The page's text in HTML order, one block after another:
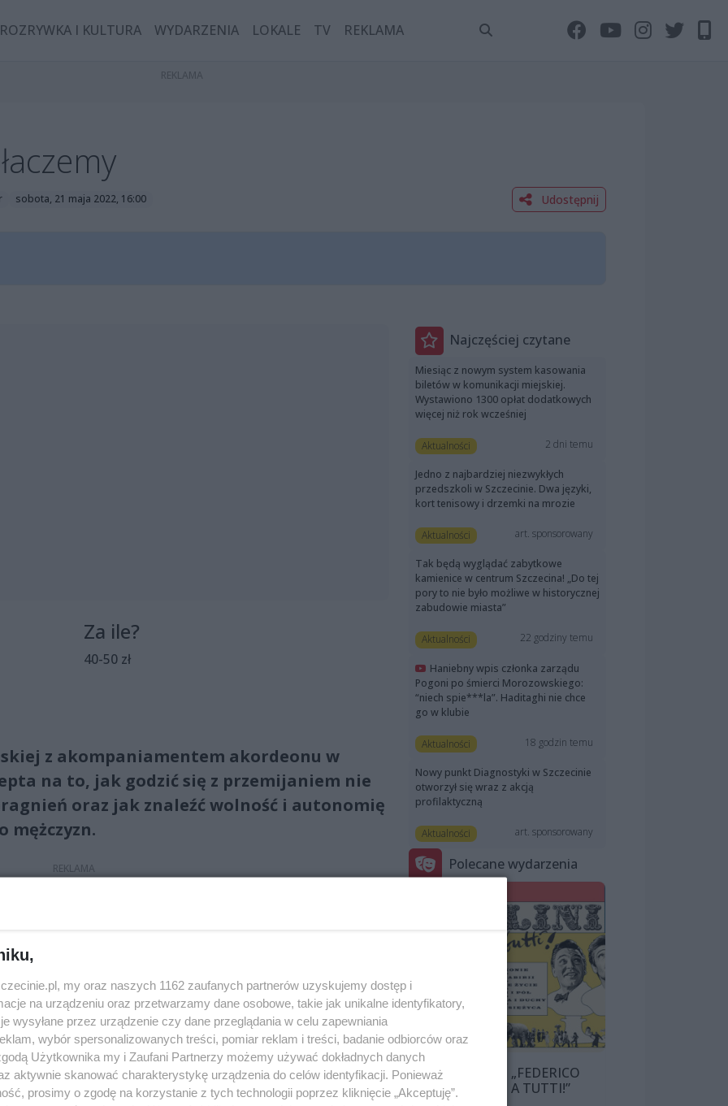
ROZRYWKA I KULTURA WYDARZENIA LOKALE TV REKLAMA
sobota, 21 maja 2022, 16:00 Udostępnij
Za ile?
40-50 zł
z akompaniamentem akordeonu w
na to, jak godzić się z przemijaniem nie
oraz jak znaleźć wolność i autonomię
mężczyzn.
do najpopularniejszych tematów, takich jak: życie,
relacje damsko-męskie. Przedstawia je z kobiecego punktu
wyłącznie do publiczności żeńskiej.
historie oparte są na celnej obserwacji współczesnej
na to jak być dzisiaj kobietą, która lubi i ceni siebie. Poczucie
dużą dozą ciepła i zrozumienia – w monologach Olgi
i roześmiać się terapeutycznie. W przeważającej
Najczęściej czytane
Miesiąc z nowym system kasowania
biletów w komunikacji miejskiej.
Wystawiono 1300 opłat dodatkowych
więcej niż rok wcześniej
Aktualności 2 dni temu
Jedno z najbardziej niezwykłych
przedszkoli w Szczecinie. Dwa języki,
kort tenisowy i drzemki na mrozie
Aktualności art. sponsorowany
Tak będą wyglądać zabytkowe
kamienice w centrum Szczecina! „Do tej
pory to nie było możliwe w historycznej
zabudowie miasta”
Aktualności 22 godziny temu
Haniebny wpis członka zarządu
Pogoni po śmierci Morozowskiego:
“niech spie***la”. Haditaghi nie chce
go w klubie
Aktualności 18 godzin temu
Nowy punkt Diagnostyki w Szczecinie
otworzył się wraz z akcją
profilaktyczną
Aktualności art. sponsorowany
Polecane wydarzenia
PRZEGLĄD „FEDERICO
FELLINI: CIAO A TUTTI!”
my oraz naszych 1162 zaufanych partnerów uzyskujemy dostęp i
na urządzeniu oraz przetwarzamy dane osobowe, takie jak unikalne identyfikatory,
wysyłane przez urządzenie czy dane przeglądania w celu zapewniania
wybór spersonalizowanych treści, pomiar reklam i treści, badanie odbiorców oraz
Użytkownika my i Zaufani Partnerzy możemy używać dokładnych danych
aktywnie skanować charakterystykę urządzenia do celów identyfikacji. Ponieważ
prosimy o zgodę na korzystanie z tych technologii poprzez kliknięcie „Akceptuję”.